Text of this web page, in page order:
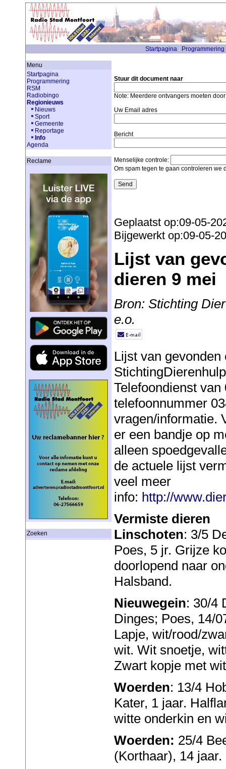
Startpagina Programmering
Menu
Startpagina
Programmering
RSM
Radiobingo
Regionieuws
Nieuws
Sport
Gemeente
Reportage
Info
Agenda
Reclame
Zoeken
Stuur dit document naar
Note: Meerdere ontvangers moeten
Uw Email adres
Bericht
Menselijke controle:
Om spam tegen te gaan controleren we
Geplaatst op:09-05-
Bijgewerkt op:09-05-
Lijst van
dieren 9 mei
Bron: Stichting
e.o.
Lijst van
Telefoondienst
telefoonnummer
vragen/informatie.
er een bandje op
alleen
de actuele lijst
veel meer
info: http://
Vermiste dieren
Linschoten: 3/5
Poes, 5 jr. Grijze
doorlopend naar
Halsband.
Nieuwegein: 30/4
Dinges; Poes, 14/
Lapje, wit/rood/
wit. Wit snoetje,
Zwart kopje met
Woerden: 13/4
Kater, 1 jaar.
witte onderkin en
Woerden: 25/4
(Korthaar), 14 jaar.